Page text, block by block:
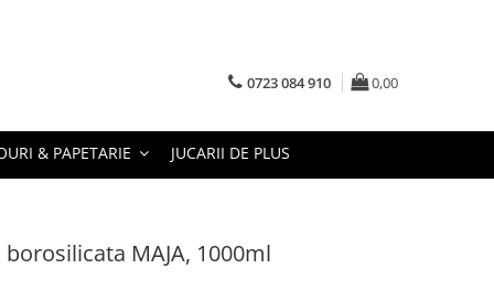
0723 084 910 0,00
& PAPETARIE JUCARII DE PLUS
MAJA, 1000ml